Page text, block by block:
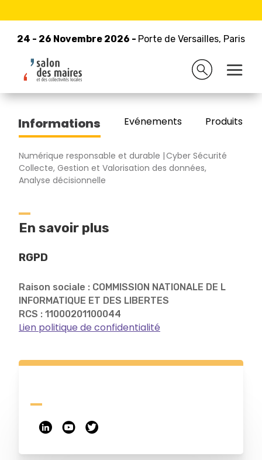
24 - 26 Novembre 2026 - Porte de Versailles, Paris
24 - 26 Novembre 2026 - Porte de Versailles, Paris
Retour à la liste des exposants
CNIL
Informations Evénements Produits/
Numérique responsable et durable Cyber Sécurité
Collecte, Gestion et Valorisation des données,
Analyse décisionnelle
En savoir plus
RGPD
Raison sociale : COMMISSION NATIONALE DE L
INFORMATIQUE ET DES LIBERTES
RCS : 11000201100044
Lien politique de confidentialité